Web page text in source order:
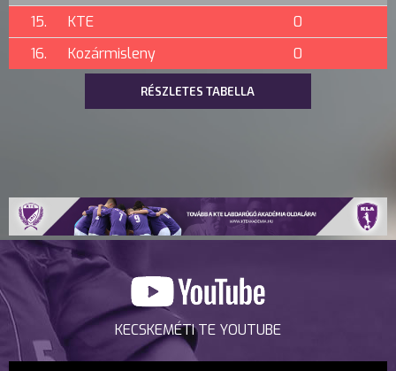
15.
KTE
0
16.
Kozármisleny 0
RÉSZLETES TABELLA
KECSKEMÉTI TE YOUTUBE